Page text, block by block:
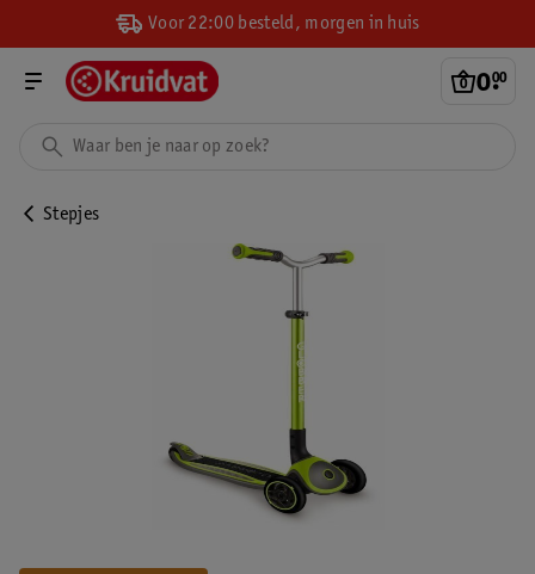
Voor 22:00 besteld, morgen in huis
0.
00
Stepjes